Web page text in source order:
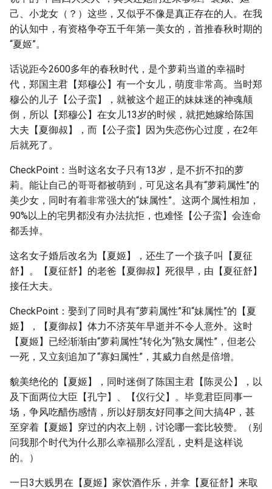
己、小龙女（？）这些，又似乎不像是真正存在的人。在我
的认知中，有资格争夺五千年第一美女的，首推春秋时期的
“夏姬”。
话说距今2600多年的春秋时代，是个萝莉当道的幸福时
代，郑国主君【郑穆公】有一个女儿，萌度非常高。当时郑
穆公的儿子【公子蛮】，就被这个超正的妹妹迷的神魂颠
倒，所以【郑穆公】在女儿13岁的时候，就把她嫁给陈国
大夫【夏御叔】，而【公子蛮】因为失恋伤心过度，在2年
后就死了。
CheckPoint：当时这名女子只有13岁，是不折不扣的萝
莉。能让自己的哥哥都被萌到，可见这名具有“萝莉属性”的
美少女，同时有着非常强大的“妹属性”。这两个属性相加，
90%以上的宅男都没有办法抗拒，也难怪【公子蛮】会连命
都丢掉。
这名女子婚后改名为【夏姬】，还生了一个孩子叫【夏征
舒】。【夏征舒】的老爸【夏御叔】死很早，由【夏征舒】
接任大夫。
CheckPoint：娶到了同时具有“萝莉属性”和“妹属性”的【夏
姬】，【夏御叔】体力不济英年早逝并不令人意外。这时
【夏姬】已经渐渐由“萝莉属性”转化为“熟女属性”，但老公
一死，又立刻追加了“寡妇属性”，其威力自然是倍增。
貌美绝伦的【夏姬】，同时迷倒了陈国主君【陈灵公】，以
及下面两位大臣【孔宁】、【仪行父】。毕竟君臣同事一
场，争风吃醋伤感情，所以好朋友好同事之间大搞4P，甚
至穿着【夏姬】穿过的内衣上朝，讨论哪一套比较赞。（别
问我那个时代为什么那么幸福那么淫乱，史料是这样说
的。）
一日3大贱男在【夏姬】家饮酒作乐，并拿【夏征舒】来取